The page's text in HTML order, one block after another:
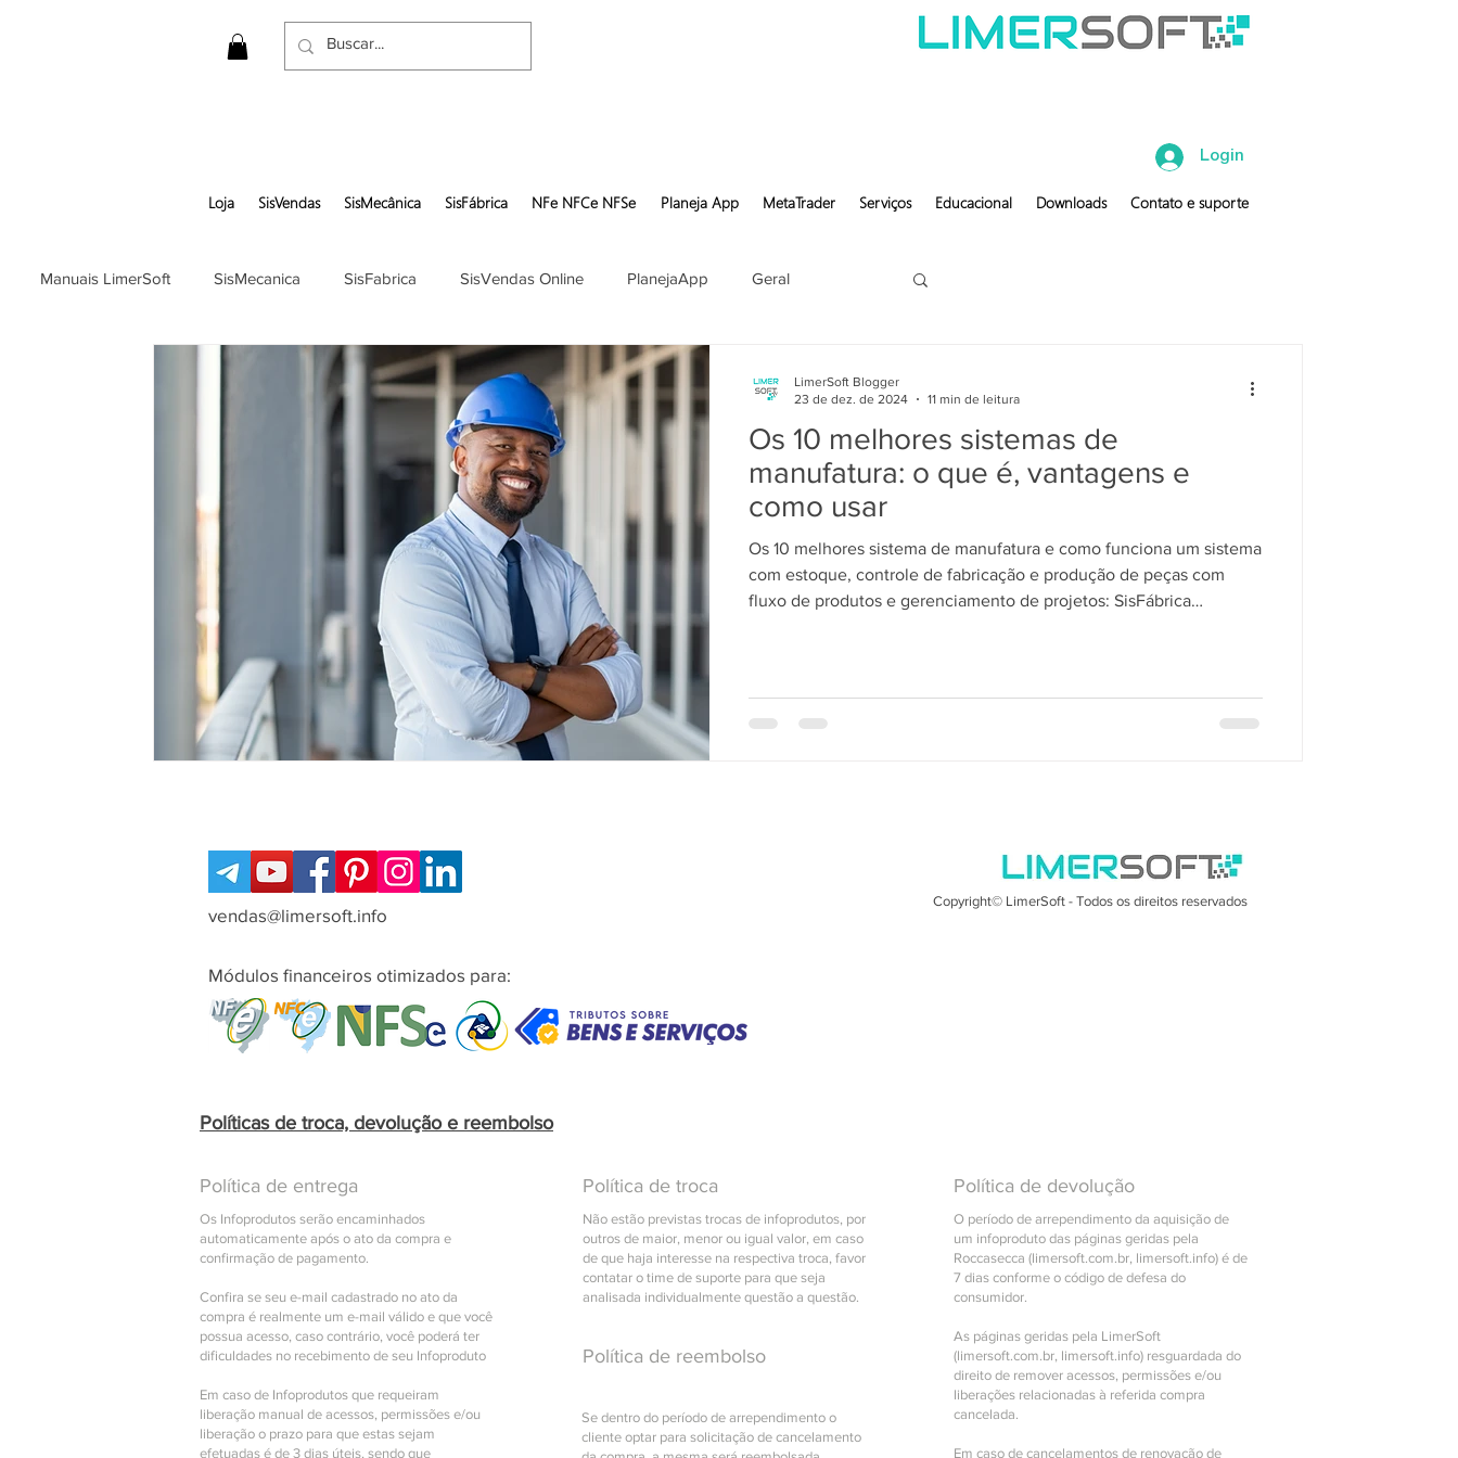
Login
Loja SisVendas SisMecânica SisFábrica NFe NFCe NFSe Planeja App MetaTrader Serviços Educacional Downloads Contato e suporte
Manuais LimerSoft SisMecanica SisFabrica SisVendas Online PlanejaApp Geral
Os 10 melhores sistemas de
manufatura: o que é, vantagens e
como usar
Os 10 melhores sistema de manufatura e como funciona um sistema
com estoque, controle de fabricação e produção de peças com
fluxo de produtos e gerenciamento de projetos: SisFábrica
LimerSoft Blogger
23 de dez. de 2024
11 min de leitura
vendas@limersoft.info
Copyright© LimerSoft - Todos os direitos reservados
Módulos financeiros otimizados para:
Políticas de troca, devolução e reembolso
Política de entrega
Os Infoprodutos serão encaminhados
automaticamente após o ato da compra e
confirmação de pagamento.
Confira se seu e-mail cadastrado no ato da
compra é realmente um e-mail válido e que você
possua acesso, caso contrário, você poderá ter
dificuldades no recebimento de seu Infoproduto
Em caso de Infoprodutos que requeiram
liberação manual de acessos, permissões e/ou
liberação o prazo para que estas sejam
efetuadas é de 3 dias úteis, sendo que
Política de troca
Não estão previstas trocas de infoprodutos, por
outros de maior, menor ou igual valor, em caso
de que haja interesse na respectiva troca, favor
contatar o time de suporte para que seja
analisada individualmente questão a questão.
Política de reembolso
Se dentro do período de arrependimento o
cliente optar para solicitação de cancelamento
Política de devolução
O período de arrependimento da aquisição de
um infoproduto das páginas geridas pela
Roccasecca (limersoft.com.br, limersoft.info) é de
7 dias conforme o código de defesa do
consumidor.
As páginas geridas pela LimerSoft
(limersoft.com.br, limersoft.info) resguardada do
direito de remover acessos, permissões e/ou
liberações relacionadas à referida compra
cancelada.
Em caso de cancelamentos de renovação de